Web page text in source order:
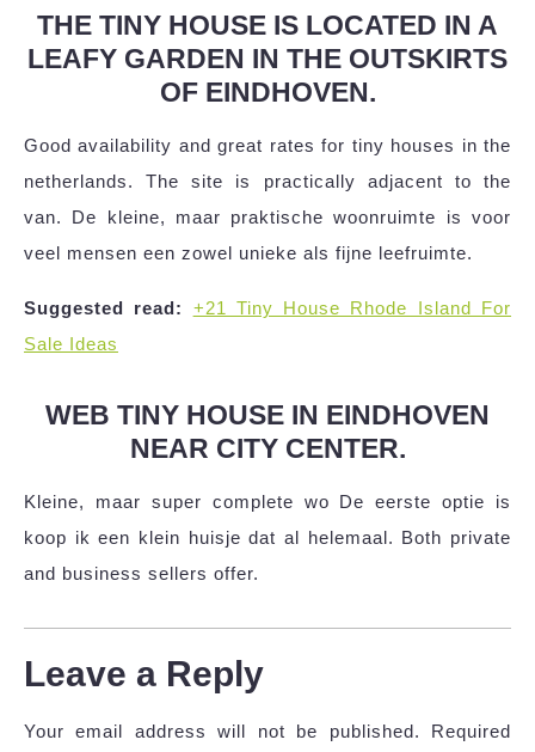
THE TINY HOUSE IS LOCATED IN A
LEAFY GARDEN IN THE OUTSKIRTS
OF EINDHOVEN.
Good availability and great rates for tiny houses in the
netherlands. The site is practically adjacent to the
van. De kleine, maar praktische woonruimte is voor
veel mensen een zowel unieke als fijne leefruimte.
Suggested read:
+21 Tiny House Rhode Island For
Sale Ideas
WEB TINY HOUSE IN EINDHOVEN
NEAR CITY CENTER.
Kleine, maar super complete wo De eerste optie is
koop ik een klein huisje dat al helemaal. Both private
and business sellers offer.
Leave a Reply
Your email address will not be published.
Required